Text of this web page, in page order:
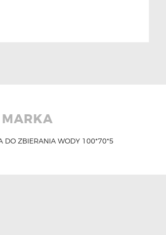
MARKA
DO ZBIERANIA WODY 100*70*5